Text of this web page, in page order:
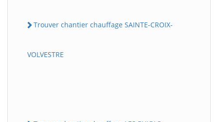
Trouver chantier chauffage SAINTE-CROIX-
VOLVESTRE